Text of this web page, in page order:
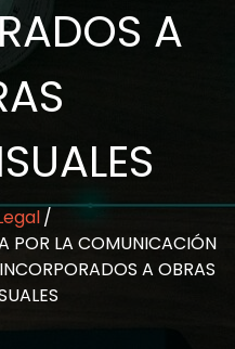
A
POR LA COMUNICACIÓN
A OBRAS